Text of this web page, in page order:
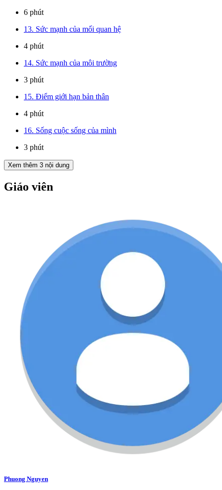
6 phút
13. Sức mạnh của mối quan hệ
4 phút
14. Sức mạnh của môi trường
3 phút
15. Điểm giới hạn bản thân
4 phút
16. Sống cuộc sống của mình
3 phút
Xem thêm 3 nội dung
Giáo viên
Phuong Nguyen